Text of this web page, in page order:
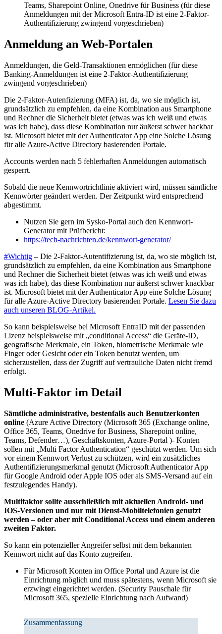
Teams, Sharepoint Online, Onedrive für Business (für diese
Anmeldungen mit der Microsoft Entra-ID ist eine 2-Faktor-
Authentifizierung zwingend vorgeschrieben)
Anmeldung an Web-Portalen
Anmeldungen, die Geld-Transaktionen ermöglichen (für diese
Banking-Anmeldungen ist eine 2-Faktor-Authentifizierung
zwingend vorgeschrieben)
Die 2-Faktor-Autenfizierung (MFA) ist, da, wo sie möglich ist,
grundsätzlich zu empfehlen, da eine Kombination aus Smartphone
und Rechner die Sicherheit bietet (etwas was ich weiß und etwas
was ich habe), dass diese Kombination nur äußerst schwer hackbar
ist. Microsoft bietet mit der Authenticator App eine Solche Lösung
für alle Azure-Active Directory basierenden Portale.
Accounts werden nach 5 fehlerhaften Anmeldungen automatisch
gesperrt.
Sobald die neue Kennwortrichtlinie aktiviert wird, müssen sämtliche
Kennwörter geändert werden. Der Zeitpunkt wird entsprechend
abgestimmt.
Nutzen Sie gern im Sysko-Portal auch den Kennwort-
Generator mit Prüfbericht:
https://tech-nachrichten.de/kennwort-generator/
#Wichtig – Die 2-Faktor-Autentifizierung ist, da, wo sie möglich ist,
grundsätzlich zu empfehlen, da eine Kombination aus Smartphone
und Rechner die Sicherheit bietet (etwas was ich weiß und etwas
was ich habe), das diese Kombination nur äußerst schwer knackbar
ist. Microsoft bietet mit der Authenticator App eine Solche Lösung
für alle Azure-Active Directory basierenden Portale. Lesen Sie dazu
auch unseren BLOG-Artikel.
So kann beispielsweise bei Microsoft EntraID mit der passenden
Lizenz beispielsweise mit „conditional Access“ die Geräte-ID,
geografische Merkmale, ein Token, biometrische Merkmale wie
Finger oder Gesicht oder ein Token benutzt werden, um
sicherzustellen, dass der Zugriff auf vertrauliche Daten nicht fremd
erfolgt.
Multi-Faktor im Detail
Sämtliche administrative, bestenfalls auch Benutzerkonten
online (Azure Active Directory (Microsoft 365 (Exchange online,
Office 365, Teams, Onedrive for Business, Sharepoint online,
Teams, Defender…), Geschäftskonten, Azure-Portal )- Konten
sollen mit „Multi Factor Authentication“ geschützt werden. Um sich
vor einem Kennwort Verlust zu schützen, wird ein zusätzliches
Authentifizierungsmerkmal genutzt (Microsoft Authenticator App
für Google Android oder Apple IOS oder als SMS-Versand auf ein
festzulegendes Handy).
Multifaktor sollte ausschließlich mit aktuellen Android- und
IOS-Versionen und nur mit Dienst-Mobiltelefonien genutzt
werden – oder aber mit Conditional Access und einem anderen
zweiten Faktor.
So kann ein potenzieller Angreifer selbst mit dem bekannten
Kennwort nicht auf das Konto zugreifen.
Für Microsoft Konten im Office Portal und Azure ist die
Einrichtung möglich und muss spätestens, wenn Microsoft sie
erzwingt eingerichtet werden. (Security Pauschale für
Microsoft 365, spezielle Einrichtung nach Aufwand)
Zusammenfassung